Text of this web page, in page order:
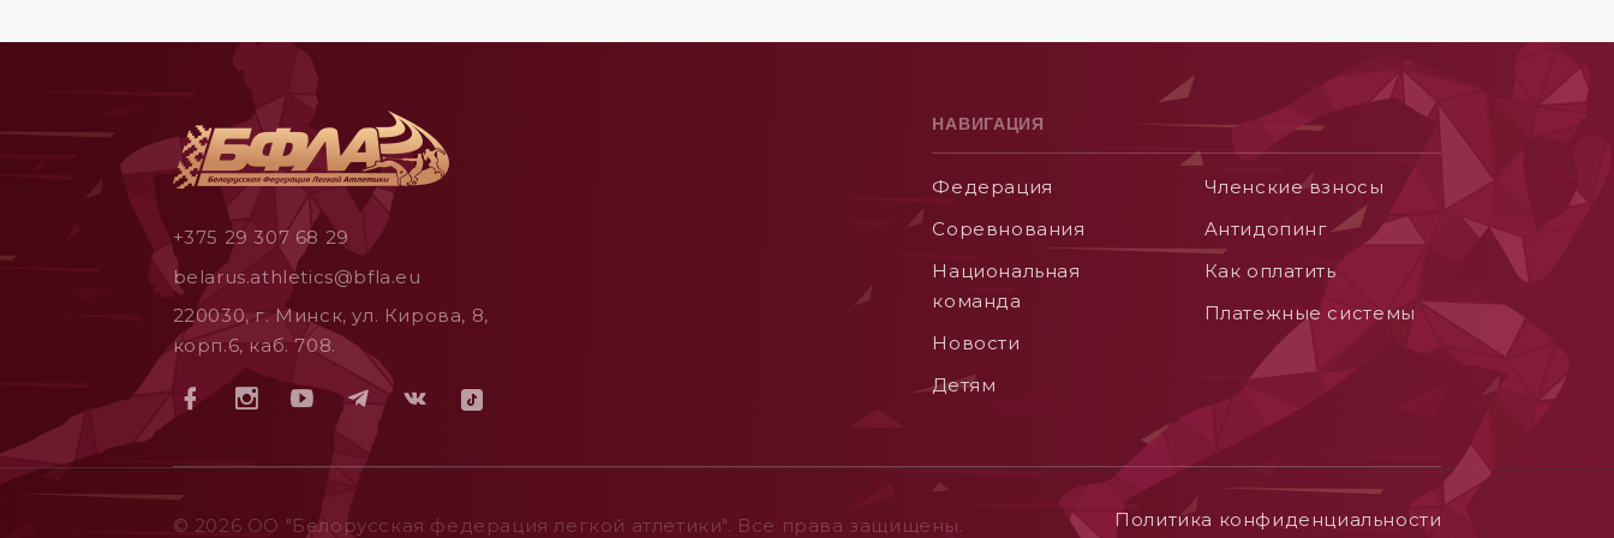
+375 29 307 68 29
belarus.athletics@bfla.eu
220030, г. Минск, ул. Кирова, 8,
корп.6, каб. 708.
НАВИГАЦИЯ
Федерация
Соревнования
Национальная
команда
Новости
Детям
Членские взносы
Aнтидопинг
Как оплатить
Платежные системы
© 2026 ОO "Белорусская федерация легкой атлетики". Все права защищены. Политика конфиденциальности